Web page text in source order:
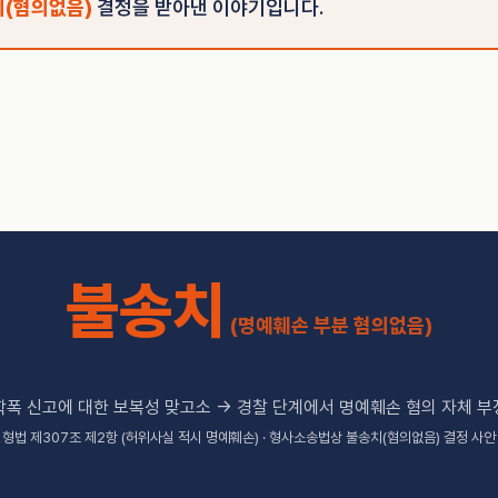
(혐의없음) 결정을 받아낸 이야기입니다.
불송치 (명예훼손 부분 혐의없음)
폭 신고에 대한 보복성 맞고소 → 경찰 단계에서 명예훼손 혐의 자체 부
형법 제307조 제2항 (허위사실 적시 명예훼손) · 형사소송법상 불송치(혐의없음) 결정 사안